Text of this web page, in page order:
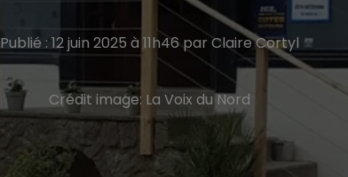
Publié : 12 juin 2025 à 11h46 par Claire Cortyl
Crédit image: La Voix du Nord